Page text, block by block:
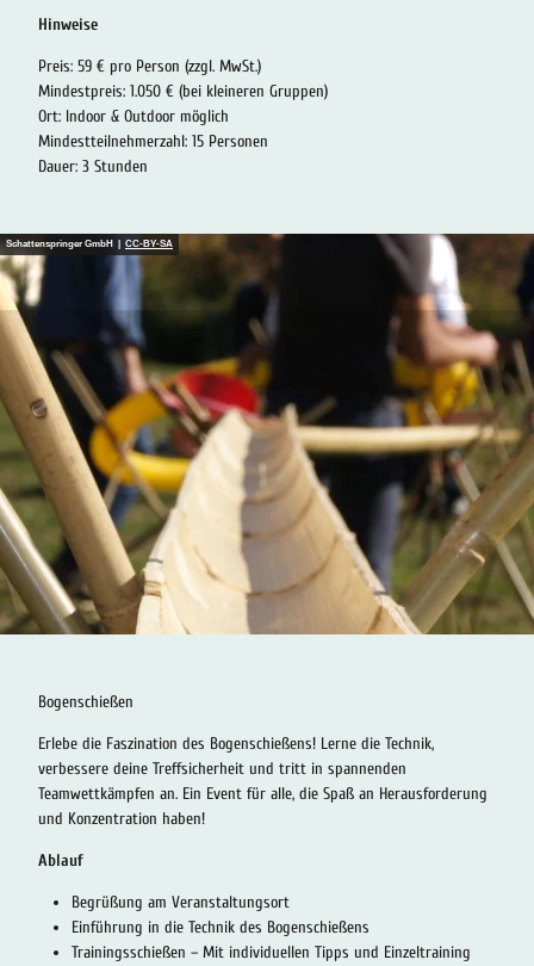
Hinweise
Preis: 59 € pro Person (zzgl. MwSt.)
Mindestpreis: 1.050 € (bei kleineren Gruppen)
Ort: Indoor & Outdoor möglich
Mindestteilnehmerzahl: 15 Personen
Dauer: 3 Stunden
Schattenspringer GmbH | CC-BY-SA
Bogenschießen
Erlebe die Faszination des Bogenschießens! Lerne die Technik,
verbessere deine Treffsicherheit und tritt in spannenden
Teamwettkämpfen an. Ein Event für alle, die Spaß an Herausforderung
und Konzentration haben!
Ablauf
Begrüßung am Veranstaltungsort
Einführung in die Technik des Bogenschießens
Trainingsschießen – Mit individuellen Tipps und Einzeltraining